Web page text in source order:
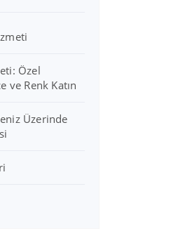
Özel
ve Renk Katın
Üzerinde